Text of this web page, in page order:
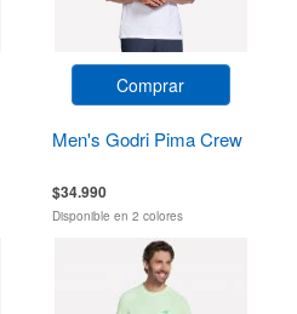
Comprar
Men's Godri Pima Crew
$34.990
Disponible en 2 colores